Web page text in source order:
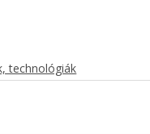
vagy
is
élve
technológiák